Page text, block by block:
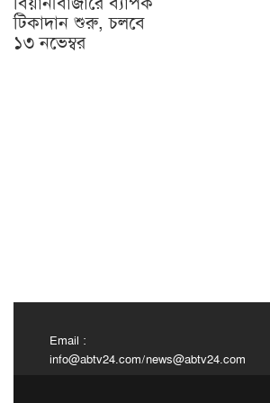
টিকাদান শুরু, চলবে
১৩ নভেম্বর
Email :
info@abtv24.com/news@abtv24.com